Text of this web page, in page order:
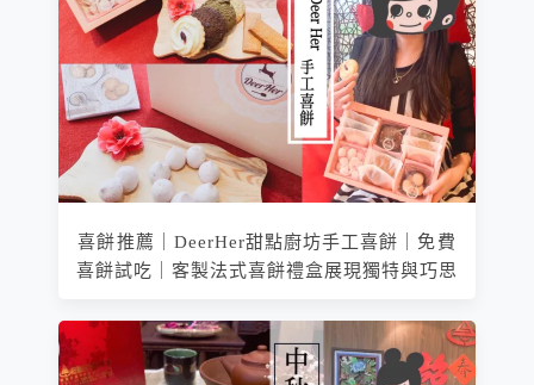
喜餅推薦｜DeerHer甜點廚坊手工喜餅｜免費
喜餅試吃｜客製法式喜餅禮盒展現獨特與巧思